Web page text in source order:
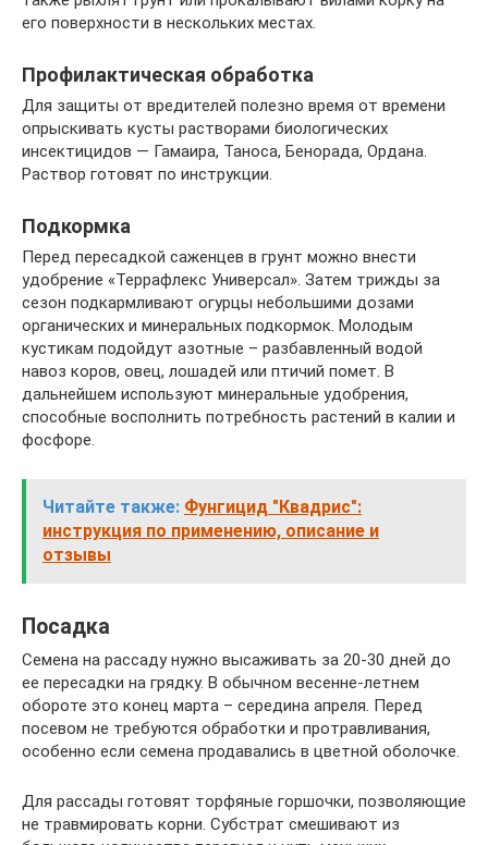
его поверхности в нескольких местах.
Профилактическая обработка
Для защиты от вредителей полезно время от времени
опрыскивать кусты растворами биологических
инсектицидов — Гамаира, Таноса, Бенорада, Ордана.
Раствор готовят по инструкции.
Подкормка
Перед пересадкой саженцев в грунт можно внести
удобрение «Террафлекс Универсал». Затем трижды за
сезон подкармливают огурцы небольшими дозами
органических и минеральных подкормок. Молодым
кустикам подойдут азотные – разбавленный водой
навоз коров, овец, лошадей или птичий помет. В
дальнейшем используют минеральные удобрения,
способные восполнить потребность растений в калии и
фосфоре.
Читайте также: Фунгицид "Квадрис":
инструкция по применению, описание и
отзывы
Посадка
Семена на рассаду нужно высаживать за 20-30 дней до
ее пересадки на грядку. В обычном весенне-летнем
обороте это конец марта – середина апреля. Перед
посевом не требуются обработки и протравливания,
особенно если семена продавались в цветной оболочке.
Для рассады готовят торфяные горшочки, позволяющие
не травмировать корни. Субстрат смешивают из